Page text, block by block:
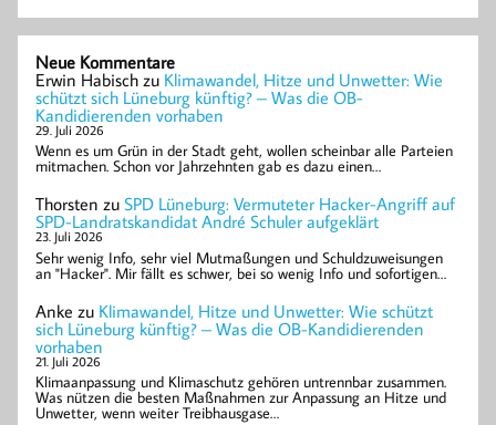
Neue Kommentare
Erwin Habisch zu Klimawandel, Hitze und Unwetter: Wie
schützt sich Lüneburg künftig? – Was die OB-
Kandidierenden vorhaben
29. Juli 2026
Wenn es um Grün in der Stadt geht, wollen scheinbar alle Parteien
mitmachen. Schon vor Jahrzehnten gab es dazu einen…
Thorsten zu SPD Lüneburg: Vermuteter Hacker-Angriff auf
SPD-Landratskandidat André Schuler aufgeklärt
23. Juli 2026
Sehr wenig Info, sehr viel Mutmaßungen und Schuldzuweisungen
an "Hacker". Mir fällt es schwer, bei so wenig Info und sofortigen…
Anke zu Klimawandel, Hitze und Unwetter: Wie schützt
sich Lüneburg künftig? – Was die OB-Kandidierenden
vorhaben
21. Juli 2026
Klimaanpassung und Klimaschutz gehören untrennbar zusammen.
Was nützen die besten Maßnahmen zur Anpassung an Hitze und
Unwetter, wenn weiter Treibhausgase…